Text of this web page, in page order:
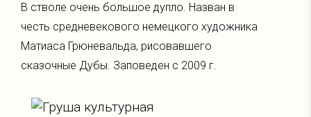
В стволе очень большое дупло. Назван в
честь средневекового немецкого художника
Матиаса Грюневальда, рисовавшего
сказочные Дубы. Заповеден с 2009 г.